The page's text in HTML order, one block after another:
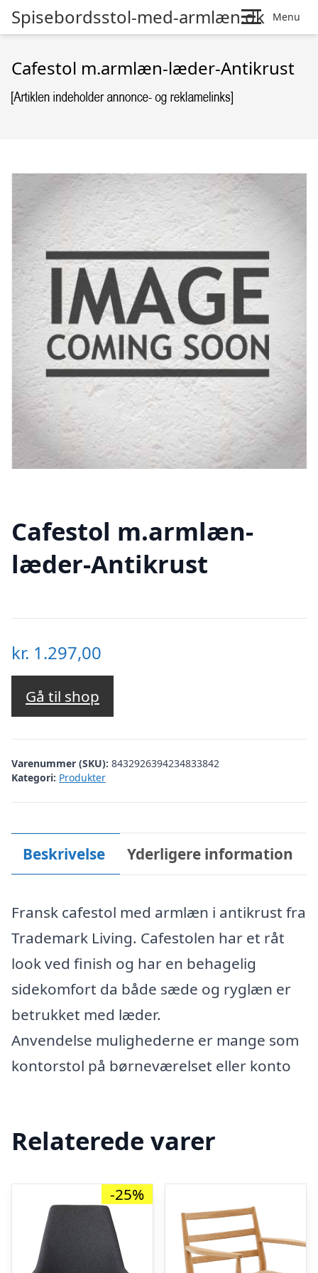
Spisebordsstol-med-armlæn.dk Menu
Cafestol m.armlæn-læder-Antikrust
Cafestol m.armlæn-
læder-Antikrust
kr. 1.297,00
Gå til shop
Varenummer (SKU): 8432926394234833842
Kategori: Produkter
Beskrivelse Yderligere information
Fransk cafestol med armlæn i antikrust fra
Trademark Living. Cafestolen har et råt
look ved finish og har en behagelig
sidekomfort da både sæde og ryglæn er
betrukket med læder.
Anvendelse mulighederne er mange som
kontorstol på børneværelset eller konto
Relaterede varer
-25%